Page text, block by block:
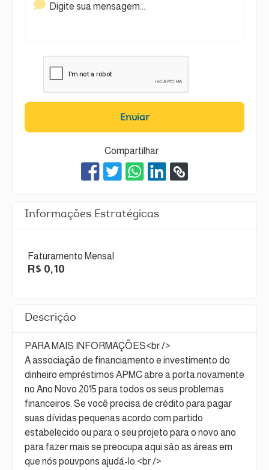
Enviar
Compartilhar
Informações Estratégicas
Faturamento Mensal
R$ 0,10
Descrição
PARA MAIS INFORMAÇÕES<br />
A associação de financiamento e investimento do
dinheiro empréstimos APMC abre a porta novamente
no Ano Novo 2015 para todos os seus problemas
financeiros. Se você precisa de crédito para pagar
suas dívidas pequenas acordo com partido
estabelecido ou para o seu projeto para o novo ano
para fazer mais se preocupa aqui são as áreas em
que nós pouvpons ajudá-lo:<br />